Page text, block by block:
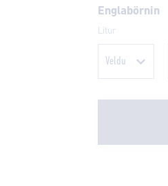
Englabörnin
Litur